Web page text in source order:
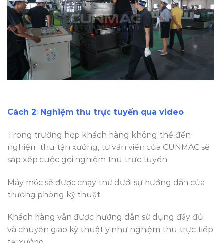
Cách 2: Nghiệm thu trực tuyến qua video
Trong trường hợp khách hàng không thể đến
nghiệm thu tận xưởng, tư vấn viên của CUNMAC sẽ
sắp xếp cuộc gọi nghiệm thu trực tuyến.
Máy móc sẽ được chạy thử dưới sự hướng dẫn của
trường phòng kỹ thuật.
Khách hàng vẫn được hướng dẫn sử dụng đầy đủ
và chuyển giao kỹ thuật y như nghiệm thu trực tiếp